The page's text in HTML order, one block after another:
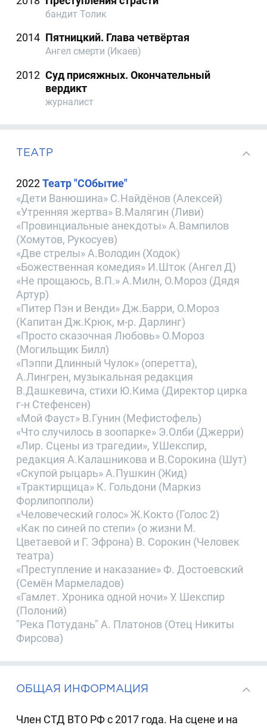
бандит Толик
2014 Пятницкий. Глава четвёртая
Ангел смерти (Икаев)
2012 Суд присяжных. Окончательный
вердикт
журналист
ТЕАТР
2022Театр "СОбытие"
«Дети Ванюшина» С.Найдёнов (Алексей)
«Утренняя жертва» В.Малягин (Ливи)
«Провинциальные анекдоты» А.Вампилов
(Хомутов, Рукосуев)
«Две стрелы» А.Володин (Ходок)
«Божественная комедия» И.Шток (Ангел Д)
«Не прощаюсь, В.П.» А.Милн, О.Мороз (Дядя
Артур)
«Питер Пэн и Венди» Дж.Барри, О.Мороз
(Капитан Дж.Крюк, м-р. Дарлинг)
«Просто сказочная Любовь» О.Мороз
(Могильщик Билл)
«Пэппи Длинный Чулок» (оперетта),
А.Лингрен, музыкальная редакция
В.Дашкевича, стихи Ю.Кима (Директор цирка
г-н Стефенсен)
«Мой Фауст» В.Гунин (Мефистофель)
«Что случилось в зоопарке» Э.Олби (Джерри)
«Лир. Сцены из трагедии», У.Шекспир,
редакция А.Калашникова и В.Сорокина (Шут)
«Скупой рыцарь» А.Пушкин (Жид)
«Трактирщица» К. Гольдони (Маркиз
Форлипопполи)
«Человеческий голос» Ж.Кокто (Голос 2)
«Как по синей по степи» (о жизни М.
Цветаевой и Г. Эфрона) В. Сорокин (Человек
театра)
«Преступление и наказание» Ф. Достоевский
(Семён Мармеладов)
«Гамлет. Хроника одной ночи» У. Шекспир
(Полоний)
"Река Потудань" А. Платонов (Отец Никиты
Фирсова)
ОБЩАЯ ИНФОРМАЦИЯ
Член СТД ВТО РФ с 2017 года. На сцене и на